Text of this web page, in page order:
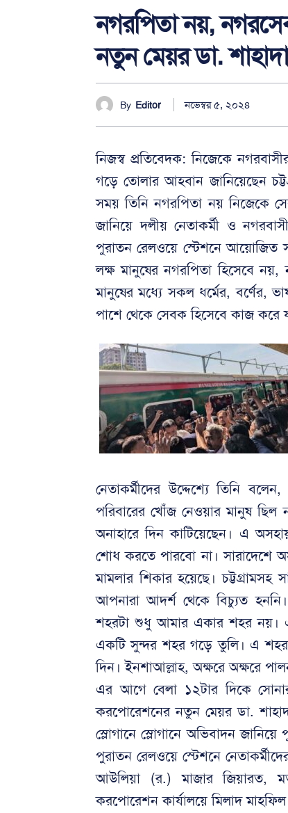
নগরপিতা নয়,
নতুন মেয়র ডা.
By Editor নভেম্বর ৫, ২০২৪
নিজস্ব প্রতিবেদক: নিজেকে
গড়ে তোলার আহবান জানিয়েছেন
সময় তিনি নগরপিতা নয় নিজেকে
জানিয়ে দলীয় নেতাকর্মী ও
পুরাতন রেলওয়ে স্টেশনে আয়োজিত
লক্ষ মানুষের নগরপিতা হিসেবে
মানুষের মধ্যে সকল ধর্মের, বর্ণের,
পাশে থেকে সেবক হিসেবে কাজ করে
নেতাকর্মীদের উদ্দেশ্যে তিনি
পরিবারের খোঁজ নেওয়ার মানুষ ছিল
অনাহারে দিন কাটিয়েছেন। এ
শোধ করতে পারবো না। সারাদেশে
মামলার শিকার হয়েছে।
আপনারা আদর্শ থেকে বিচ্যুত
শহরটা শুধু আমার একার শহর নয়।
একটি সুন্দর শহর গড়ে তুলি। এ শহর
দিন। ইনশাআল্লাহ, অক্ষরে অক্ষরে
এর আগে বেলা ১২টার দিকে সোনার
করপোরেশনের নতুন মেয়র ডা.
স্লোগানে স্লোগানে অভিবাদন
পুরাতন রেলওয়ে স্টেশনে
আউলিয়া (র.) মাজার জিয়ারত,
করপোরেশন কার্যালয়ে মিলাদ